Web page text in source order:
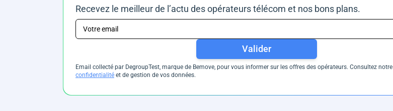
Recevez le meilleur de l’actu des opérateurs télécom et nos bons plans.
Valider
Email collecté par DegroupTest, marque de Bemove, pour vous informer sur les offres des opérateurs. Consultez notre
confidentialité et de gestion de vos données.